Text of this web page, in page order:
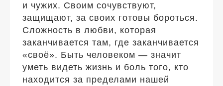
и чужих. Своим сочувствуют,
защищают, за своих готовы бороться.
Сложность в любви, которая
заканчивается там, где заканчивается
«своё». Быть человеком — значит
уметь видеть жизнь и боль того, кто
находится за пределами нашей